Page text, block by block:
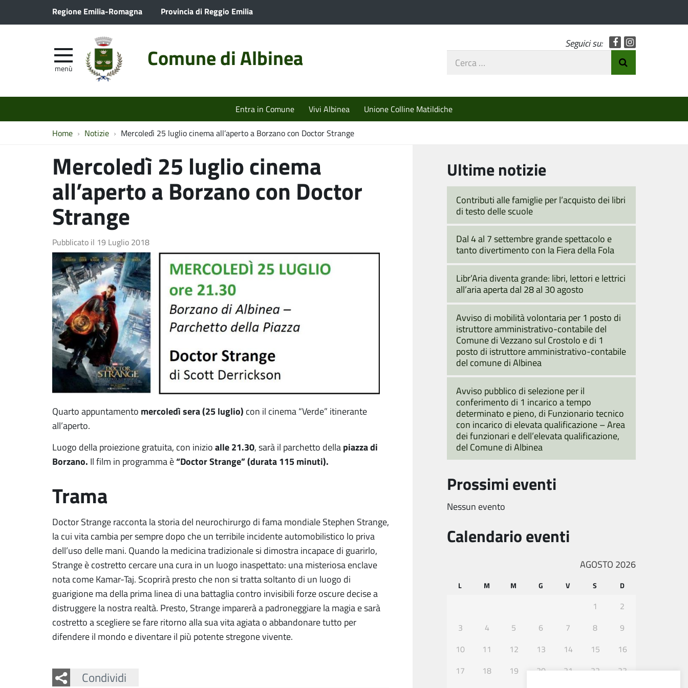
Regione Emilia-Romagna Provincia di Reggio Emilia
Comune di Albinea
menù
Seguici su: Facebook
Cerca
Entra in Comune Vivi Albinea Unione Colline Matildiche
Home Notizie Mercoledì 25 luglio cinema all’aperto a Borzano con Doctor Strange
Mercoledì 25 luglio cinema
all’aperto a Borzano con Doctor
Strange
Pubblicato il 19 Luglio 2018
Quarto appuntamento mercoledì sera (25 luglio) con il cinema “Verde” itinerante
all’aperto.
Luogo della proiezione gratuita, con inizio alle 21.30, sarà il parchetto della piazza di
Borzano. Il film in programma è“Doctor Strange” (durata 115 minuti).
Trama
Doctor Strange racconta la storia del neurochirurgo di fama mondiale Stephen Strange,
la cui vita cambia per sempre dopo che un terribile incidente automobilistico lo priva
dell’uso delle mani. Quando la medicina tradizionale si dimostra incapace di guarirlo,
Strange è costretto cercare una cura in un luogo inaspettato: una misteriosa enclave
nota come Kamar-Taj. Scoprirà presto che non si tratta soltanto di un luogo di
guarigione ma della prima linea di una battaglia contro invisibili forze oscure decise a
distruggere la nostra realtà. Presto, Strange imparerà a padroneggiare la magia e sarà
costretto a scegliere se fare ritorno alla sua vita agiata o abbandonare tutto per
difendere il mondo e diventare il più potente stregone vivente.
Condividi
Facebook
Twitter
Whatsapp
Ultime notizie
Contributi alle famiglie per l’acquisto dei libri
di testo delle scuole
Dal 4 al 7 settembre grande spettacolo e
tanto divertimento con la Fiera della Fola
Libr’Aria diventa grande: libri, lettori e lettrici
all’aria aperta dal 28 al 30 agosto
Avviso di mobilità volontaria per 1 posto di
istruttore amministrativo-contabile del
Comune di Vezzano sul Crostolo e di 1
posto di istruttore amministrativo-contabile
del comune di Albinea
Avviso pubblico di selezione per il
conferimento di 1 incarico a tempo
determinato e pieno, di Funzionario tecnico
con incarico di elevata qualificazione – Area
dei funzionari e dell’elevata qualificazione,
del Comune di Albinea
Prossimi eventi
Nessun evento
Calendario eventi
AGOSTO 2026
L M M G V S D
1
2
3
4 5 6 7 8
9
10
11 12 13 14 15
16
17
18 19 20 21 22
23